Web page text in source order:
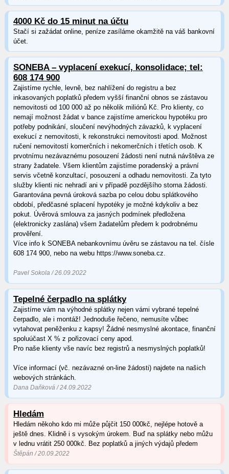
4000 Kč do 15 minut na účtu
Stačí si zažádat online, peníze zasíláme okamžitě na váš bankovní
účet.
SONEBA – vyplacení exekucí, konsolidace; tel:
608 174 900
Zajistíme rychle, levně, bez nahlížení do registru a bez
inkasovaných poplatků předem vyšší finanční obnos se zástavou
nemovitosti od 100 000 až po několik miliónů Kč. Pro klienty, co
nemají možnost žádat v bance zajistíme americkou hypotéku pro
potřeby podnikání, sloučení nevýhodných závazků, k vyplacení
exekucí z nemovitosti, k rekonstrukci nemovitosti apod. Možnost
ručení nemovitostí komerčních i nekomerčních i třetích osob. K
prvotnímu nezávaznému posouzení žádosti není nutná návštěva ze
strany žadatele. Všem klientům zajistíme poradenský a právní
servis včetně konzultací, posouzení a odhadu nemovitosti. Za tyto
služby klienti nic nehradí ani v případě pozdějšího storna žádosti.
Garantována pevná úroková sazba po celou dobu splátkového
období, předčasné splacení hypotéky je možné kdykoliv a bez
pokut. Úvěrová smlouva za jasných podmínek předložena
(elektronicky zaslána) všem žadatelům předem k podrobnému
prověření.
Více info k SONEBA nebankovnímu úvěru se zástavou na tel. čísle
608 174 900, nebo na webu https://www.soneba.cz.
Pavel Sokola / 26.09.2022
Tepelné čerpadlo na splátky
Zajistíme vám na výhodné splátky nejen vámi vybrané tepelné
čerpadlo, ale i montáž! Jednoduše řečeno, nemusíte vůbec
vytahovat peněženku z kapsy! Žádné nesmyslné akontace, finanční
spoluúčast X % z pořizovací ceny apod.
Pro naše klienty vše navíc bez registrů a nesmyslných poplatků!
Více informací (vč. nezávazné on-line žádosti) najdete na našich
webových stránkách.
Dana Daňková / 24.09.2022
Hledám
Hledám někoho kdo mi může půjčit 150 000kč, nejlépe hotově a
ještě dnes. Klidně i s vysokým úrokem. Buď na splátky nebo můžu
v lednu vrátit 250 000kč. Bez poplatků a jiných výdajů předem
Štěpán / 20.09.2022